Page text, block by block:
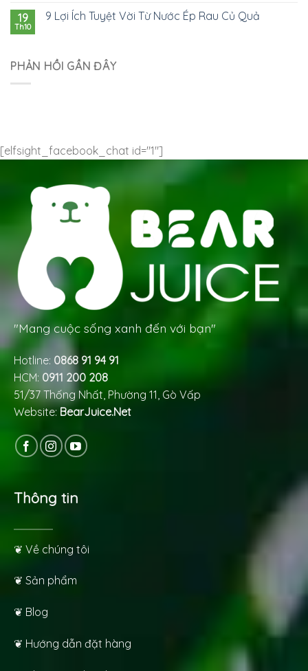
19
Th10
9 Lợi Ích Tuyệt Vời Từ Nước Ép Rau Củ Quả
PHẢN HỒI GẦN ĐÂY
[elfsight_facebook_chat id="1"]
"Mang cuộc sống xanh đến với bạn"
Hotline: 0868 91 94 91
HCM: 0911 200 208
51/37 Thống Nhất, Phường 11, Gò Vấp
Website: BearJuice.Net
Thông tin
❦ Về chúng tôi
❦ Sản phẩm
❦ Blog
❦ Hướng dẫn đặt hàng